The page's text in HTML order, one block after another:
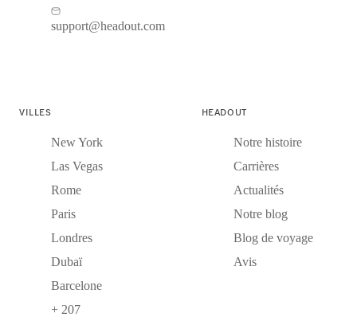
support@headout.com
VILLES
New York
Las Vegas
Rome
Paris
Londres
Dubaï
Barcelone
+ 207
HEADOUT
Notre histoire
Carrières
Actualités
Notre blog
Blog de voyage
Avis